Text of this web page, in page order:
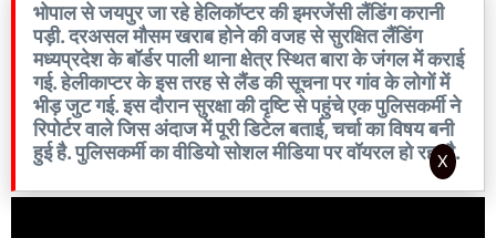
भोपाल से जयपुर जा रहे हेलिकॉप्टर की इमरजेंसी लैंडिंग करानी
पड़ी. दरअसल मौसम खराब होने की वजह से सुरक्षित लैंडिंग
मध्यप्रदेश के बॉर्डर पाली थाना क्षेत्र स्थित बारा के जंगल में कराई
गई. हेलीकाप्टर के इस तरह से लैंड की सूचना पर गांव के लोगों में
भीड़ जुट गई. इस दौरान सुरक्षा की दृष्टि से पहुंचे एक पुलिसकर्मी ने
रिपोर्टर वाले जिस अंदाज में पूरी डिटेल बताई, चर्चा का विषय बनी
हुई है. पुलिसकर्मी का वीडियो सोशल मीडिया पर वॉयरल हो रहा है.
X